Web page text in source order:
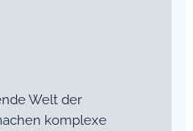
Welt der
komplexe